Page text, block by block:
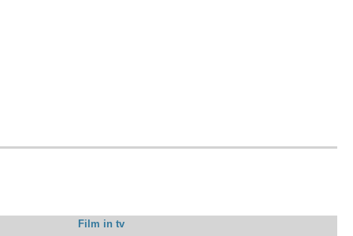
Film in tv